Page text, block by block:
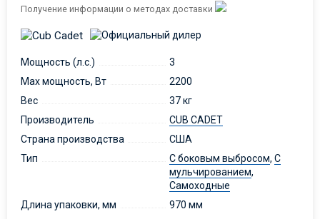
Получение информации о методах доставки
Мощность (л.с.)
3
Max мощность, Вт
2200
Вес
37 кг
Производитель
CUB CADET
Страна производства
США
Тип
С боковым выбросом,С
мульчированием,
Самоходные
Длина упаковки, мм
970 мм